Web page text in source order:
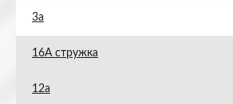
3а
16А стружка
12а